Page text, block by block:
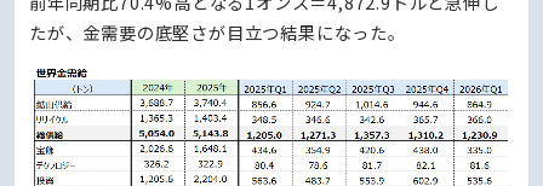
たが、金需要の底堅さが目立つ結果になった。